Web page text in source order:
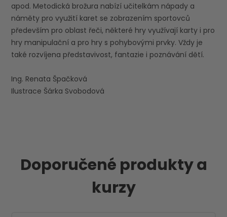
apod. Metodická brožura nabízí učitelkám nápady a
náměty pro využití karet se zobrazením sportovců
především pro oblast řeči, některé hry využívají karty i pro
hry manipulační a pro hry s pohybovými prvky. Vždy je
také rozvíjena představivost, fantazie i poznávání dětí.
Ing. Renata Špačková
Ilustrace Šárka Svobodová
Doporučené produkty a
kurzy